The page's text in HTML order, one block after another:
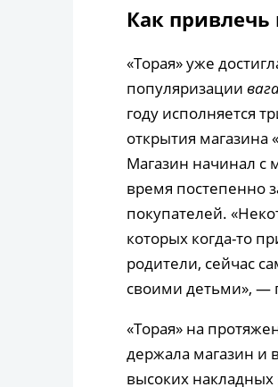
Как привлечь
«Торая» уже
популяризации
году исполняется
открытия магазина
Магазин начинал с
время постепенно
покупателей.
которых когда-то
родители, сейчас
своими детьми», —
«Торая» на
держала магазин и
высоких накладных